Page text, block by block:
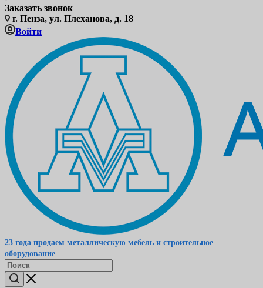
Заказать звонок
г. Пенза, ул. Плеханова, д. 18
Войти
23 года продаем металлическую мебель и строительное
оборудование